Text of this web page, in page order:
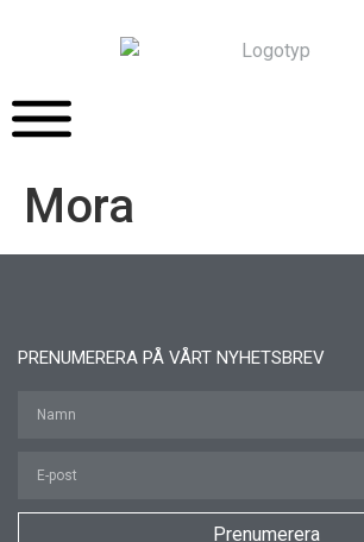
Mora
PRENUMERERA PÅ VÅRT NYHETSBREV
Prenumerera